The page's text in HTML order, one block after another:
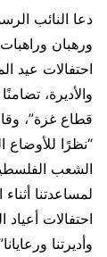
دعا النائب
ورهبان وراهبات
احتفالات عيد
والأديرة،
“نظرًا للأوضاع
الشعب
لمساعدتنا
احتفالات أعياد
وأديرتنا